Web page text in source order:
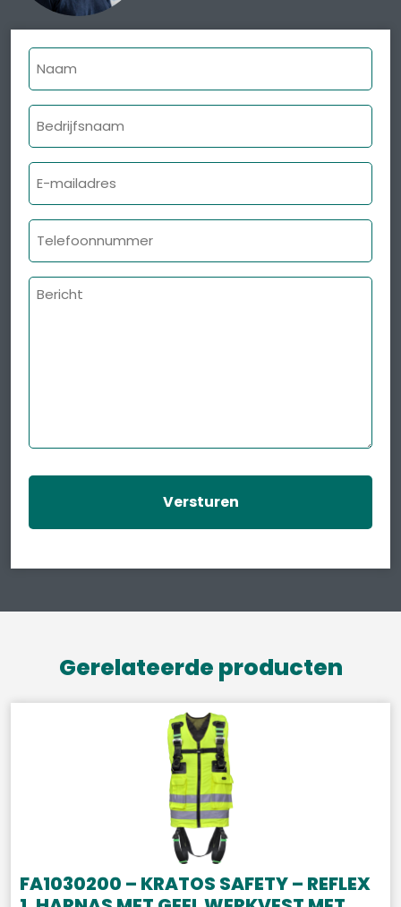
Naam
Bedrijfsnaam
E-
mailadres
Telefoonnummer
Bericht
Gerelateerde producten
FA1030200 – KRATOS SAFETY – REFLEX